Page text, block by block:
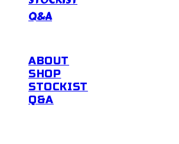
Q&A
ABOUT
SHOP
STOCKIST
Q&A